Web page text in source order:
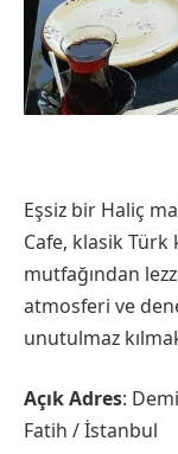
Eşsiz bir Haliç
Cafe, klasik Türk
mutfağından
atmosferi ve
unutulmaz
Açık Adres:
Fatih / İstanbul